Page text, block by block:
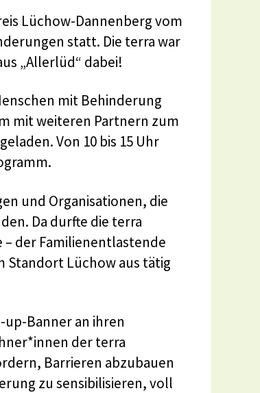
Lüchow-Dannenberg vom
statt. Die terra war
„Allerlüd“ dabei!
mit Behinderung
mit weiteren Partnern zum
Von 10 bis 15 Uhr
und Organisationen, die
Da durfte die terra
der Familienentlastende
Standort Lüchow aus tätig
Banner an ihren
der terra
Barrieren abzubauen
zu sensibilisieren, voll